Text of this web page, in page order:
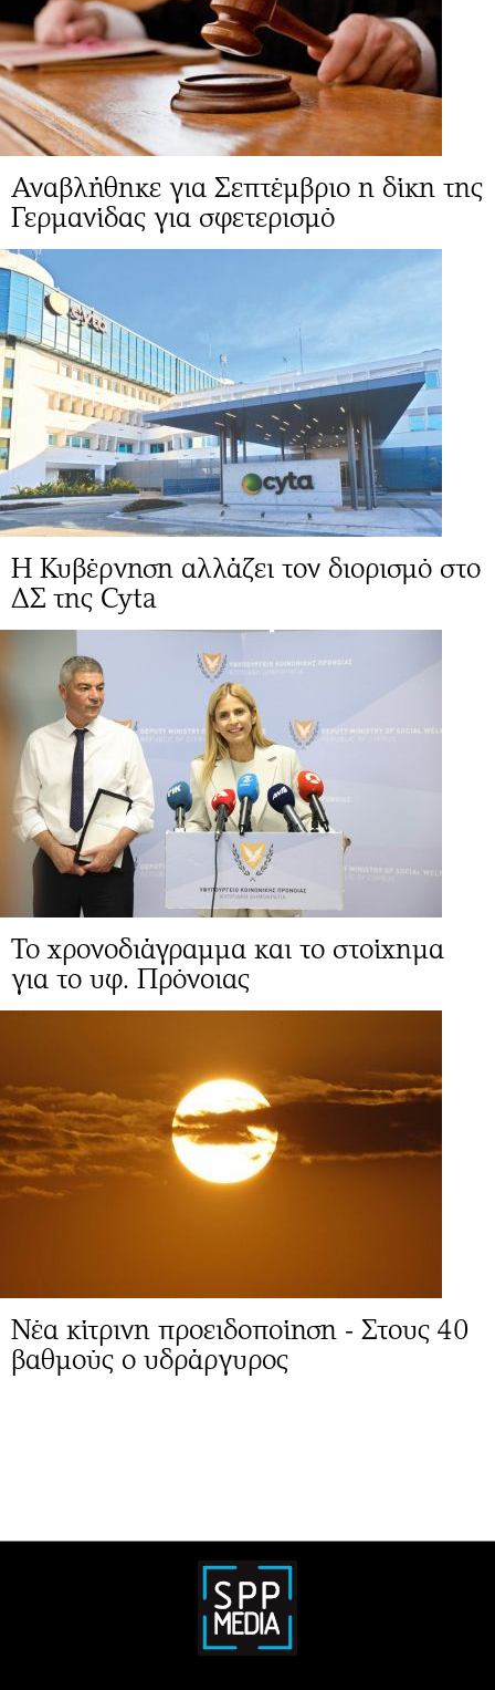
Αναβλήθηκε για Σεπτέμβριο η δίκη της
Γερμανίδας για σφετερισμό
Η Κυβέρνηση αλλάζει τον διορισμό στο
ΔΣ της Cyta
Το χρονοδιάγραμμα και το στοίχημα
για το υφ. Πρόνοιας
Νέα κίτρινη προειδοποίηση - Στους 40
βαθμούς ο υδράργυρος